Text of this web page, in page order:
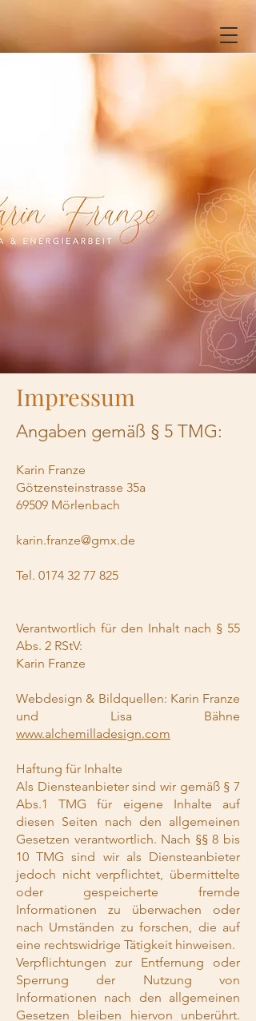
Impressum
Angaben gemäß § 5 TMG:
Karin Franze
Götzensteinstrasse 35a
69509 Mörlenbach
karin.franze@gmx.de
Tel. 0174 32 77 825
Verantwortlich für den Inhalt nach § 55
Abs. 2 RStV:
Karin Franze
Webdesign & Bildquellen: Karin Franze
und Lisa Bähne
www.alchemilladesign.com
Haftung für Inhalte
Als Diensteanbieter sind wir gemäß § 7
Abs.1 TMG für eigene Inhalte auf
diesen Seiten nach den allgemeinen
Gesetzen verantwortlich. Nach §§ 8 bis
10 TMG sind wir als Diensteanbieter
jedoch nicht verpflichtet, übermittelte
oder gespeicherte fremde
Informationen zu überwachen oder
nach Umständen zu forschen, die auf
eine rechtswidrige Tätigkeit hinweisen.
Verpflichtungen zur Entfernung oder
Sperrung der Nutzung von
Informationen nach den allgemeinen
Gesetzen bleiben hiervon unberührt.